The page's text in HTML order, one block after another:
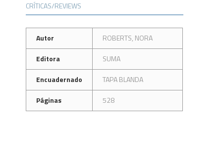
CRÍTICAS/REVIEWS
Autor
ROBERTS, NORA
Editora
SUMA
Encuadernado
TAPA BLANDA
Páginas
528